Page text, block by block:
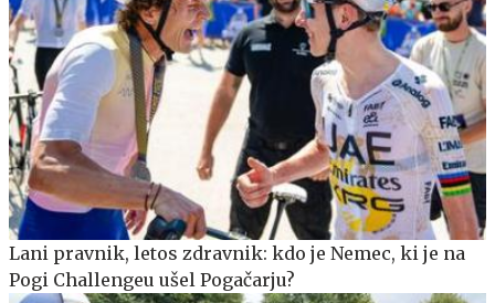
Lani pravnik, letos zdravnik: kdo je Nemec, ki je na
Pogi Challengeu ušel Pogačarju?